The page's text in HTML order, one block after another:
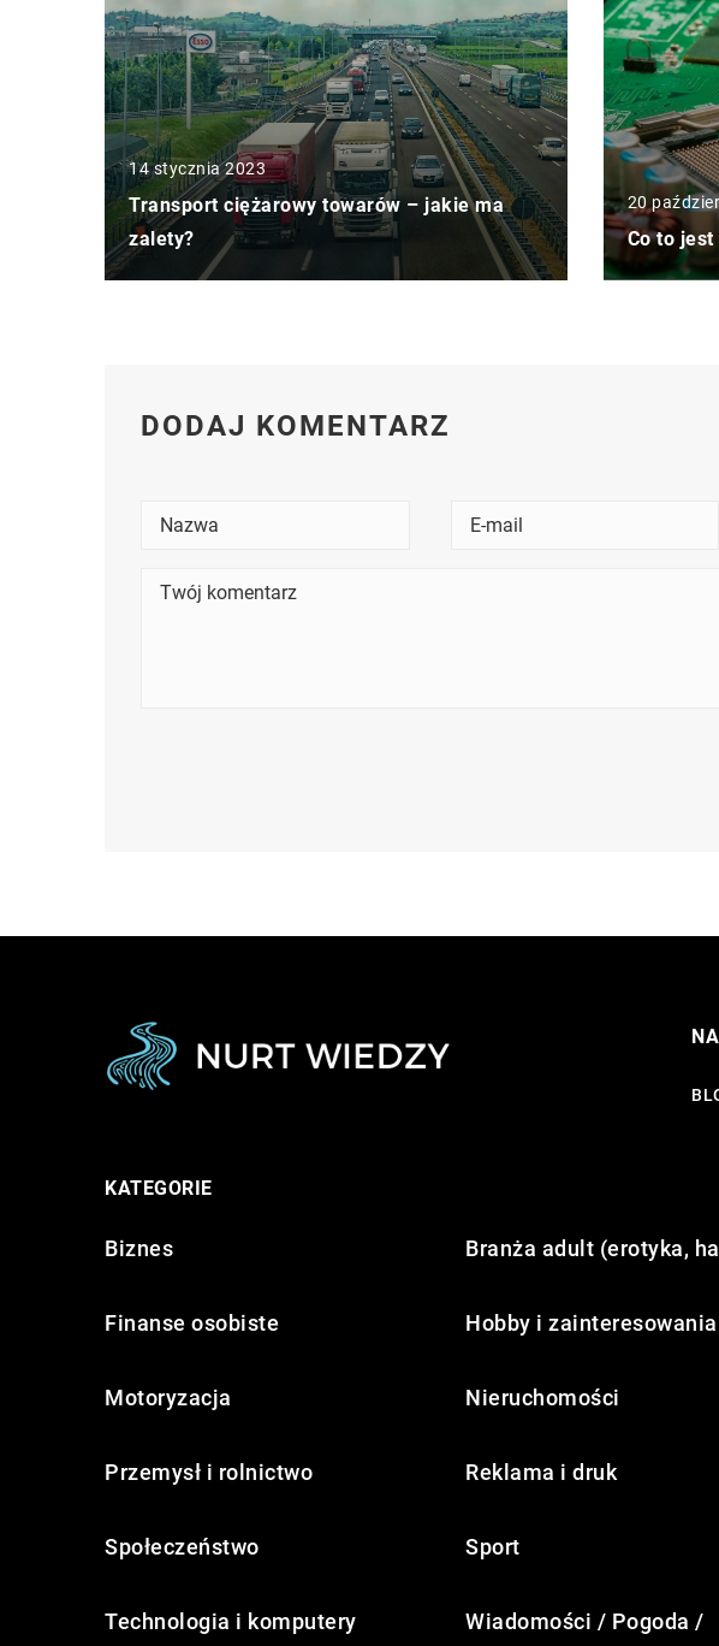
14 stycznia 2023
Transport ciężarowy towarów – jakie ma
zalety?
20
Co to
DODAJ KOMENTARZ
KATEGORIE
Biznes Branża adult (erotyka,
Finanse osobiste Hobby i zainteresowania
Motoryzacja Nieruchomości
Przemysł i rolnictwo Reklama i druk
Społeczeństwo Sport
Technologia i komputery Wiadomości / Pogoda /